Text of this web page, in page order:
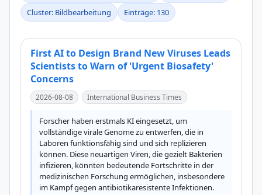
Cluster: Bildbearbeitung
Einträge: 130
First AI to Design Brand New Viruses Leads
Scientists to Warn of 'Urgent Biosafety'
Concerns
2026-08-08 International Business Times
Forscher haben erstmals KI eingesetzt, um
vollständige virale Genome zu entwerfen, die in
Laboren funktionsfähig sind und sich replizieren
können. Diese neuartigen Viren, die gezielt Bakterien
infizieren, könnten bedeutende Fortschritte in der
medizinischen Forschung ermöglichen, insbesondere
im Kampf gegen antibiotikaresistente Infektionen.